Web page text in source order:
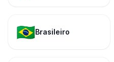
🇧🇷Brasileiro